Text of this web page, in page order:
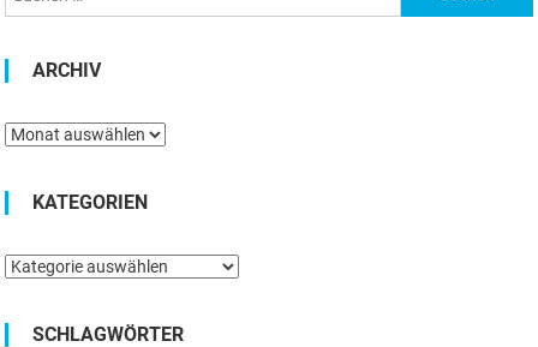
ARCHIV
Archiv
KATEGORIEN
Kategorien
SCHLAGWÖRTER